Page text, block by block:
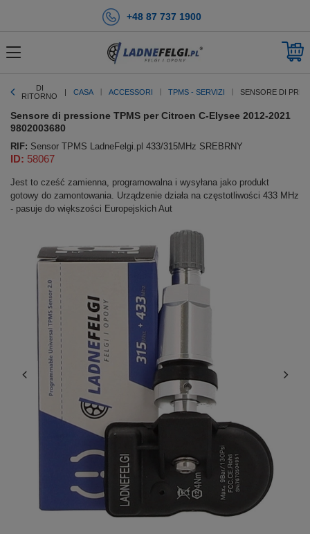
+48 87 737 1900
DI
RITORNO
CASA ACCESSORI TPMS - SERVIZI SENSORE DI
Sensore di pressione TPMS per Citroen C-Elysee 2012-2021
9802003680
RIF: Sensor TPMS LadneFelgi.pl 433/315MHz SREBRNY
ID: 58067
Jest to cześć zamienna, programowalna i wysyłana jako produkt
gotowy do zamontowania. Urządzenie działa na częstotliwości 433 MHz
- pasuje do większości Europejskich Aut